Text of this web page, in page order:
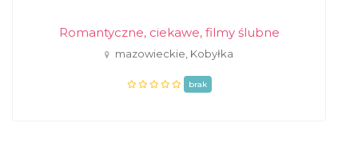
Romantyczne, ciekawe, filmy ślubne
mazowieckie, Kobyłka
brak